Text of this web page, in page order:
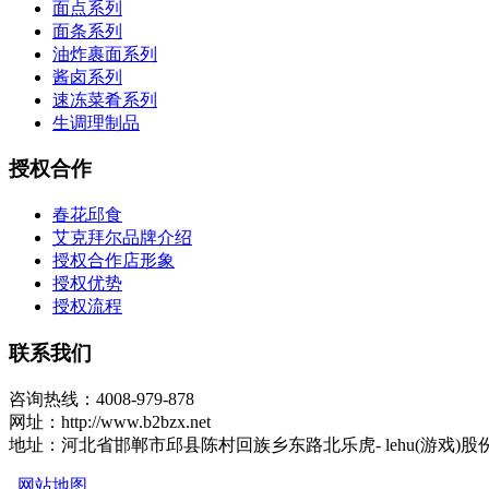
面点系列
面条系列
油炸裹面系列
酱卤系列
速冻菜肴系列
生调理制品
授权合作
春花邱食
艾克拜尔品牌介绍
授权合作店形象
授权优势
授权流程
联系我们
咨询热线：4008-979-878
网址：http://www.b2bzx.net
地址：河北省邯郸市邱县陈村回族乡东路北乐虎- lehu(游戏)股
网站地图